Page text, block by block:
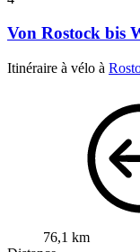
Von Rostock bis
Itinéraire à vélo à
76,1 km